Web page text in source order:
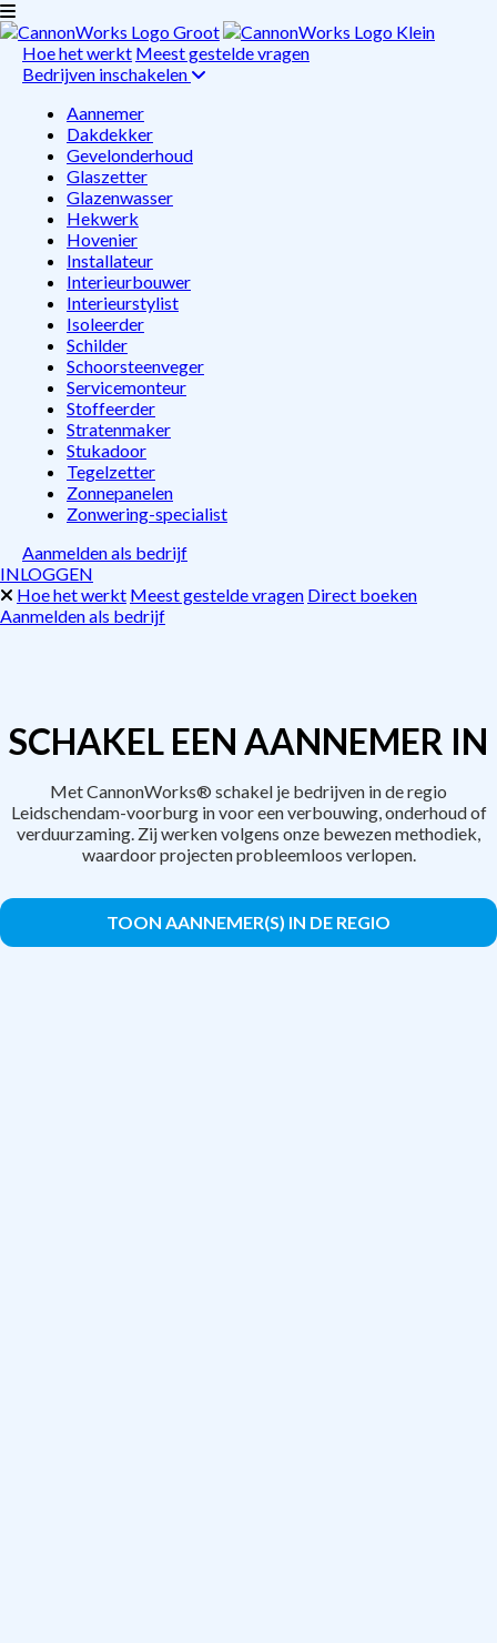
Hoe het werkt Meest gestelde vragen
Bedrijven inschakelen
Aannemer
Dakdekker
Gevelonderhoud
Glaszetter
Glazenwasser
Hekwerk
Hovenier
Installateur
Interieurbouwer
Interieurstylist
Isoleerder
Schilder
Schoorsteenveger
Servicemonteur
Stoffeerder
Stratenmaker
Stukadoor
Tegelzetter
Zonnepanelen
Zonwering-specialist
Aanmelden als bedrijf
INLOGGEN
Hoe het werkt Meest gestelde vragen Direct boeken
Aanmelden als bedrijf
SCHAKEL EEN AANNEMER IN
Met CannonWorks® schakel je bedrijven in de regio
Leidschendam-voorburg in voor een verbouwing, onderhoud of
verduurzaming. Zij werken volgens onze bewezen methodiek,
waardoor projecten probleemloos verlopen.
TOON AANNEMER(S) IN DE REGIO